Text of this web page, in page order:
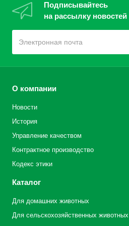
Подписывайтесь
на рассылку новостей
О компании
Новости
История
Управление качеством
Контрактное производство
Кодекс этики
Каталог
Для домашних животных
Для сельскохозяйственных животных